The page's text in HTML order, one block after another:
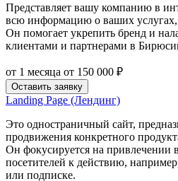
Представляет вашу компанию в
всю информацию о ваших
Он помогает укрепить бренд и
клиентами и партнерами в
от 1 месяца от 150 000 ₽
Оставить заявку
Landing Page (Лендинг)
Это одностраничный сайт,
продвижения конкретного
Он фокусируется на привлечении
посетителей к действию,
или подписке.